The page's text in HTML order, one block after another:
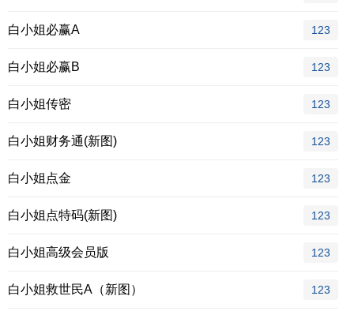
白小姐必赢A 123
白小姐必赢B 123
白小姐传密 123
白小姐财务通(新图) 123
白小姐点金 123
白小姐点特码(新图) 123
白小姐高级会员版 123
白小姐救世民A（新图） 123